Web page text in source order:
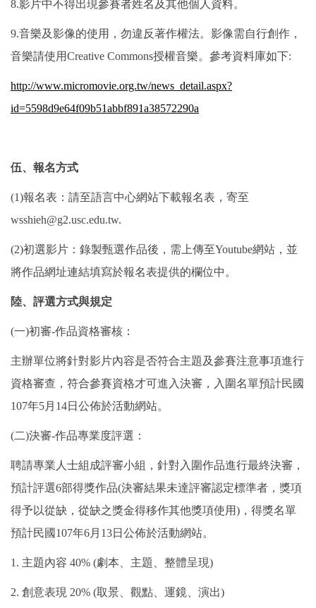
8.影片中不得出現參賽者姓名及其他個人資料。
9.音樂及影像的使用，勿違反著作權法。影像需自行創作，
音樂請使用Creative Commons授權音樂。參考資料庫如下:
http://www.micromovie.org.tw/news_detail.aspx?
id=5598d9e64f09b51abbf891a38572290a
伍、報名方式
(1)報名表：請至語言中心網站下載報名表，寄至
wsshieh@g2.usc.edu.tw.
(2)初選影片：錄製甄選作品後，需上傳至Youtube網站，並
將作品網址連結填寫於報名表提供的欄位中。
陸、評選方式與規定
(一)初審-作品資格審核：
主辦單位將針對影片內容是否符合主題及參賽注意事項進行
資格審查，符合參賽資格才可進入決審，入圍名單預計民國
107年5月14日公佈於活動網站。
(二)決審-作品專業度評選：
聘請專業人士組成評審小組，針對入圍作品進行最終決審，
預計評選6部得獎作品(決審結果未達評審認定標準者，獎項
得予以從缺，從缺之獎金得移作其他獎項使用)，得獎名單
預計民國107年6月13日公佈於活動網站。
1. 主題內容 40% (劇本、主題、整體呈現)
2. 創意表現 20% (取景、觀點、運鏡、演出)